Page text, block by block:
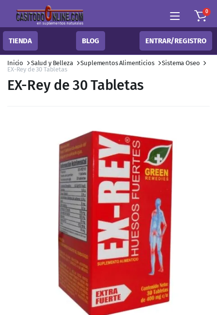
0
TIENDA BLOG ENTRAR/REGISTRO
Inicio Salud y Belleza Suplementos Alimenticios
Sistema Oseo
EX-Rey de 30 Tabletas
EX-Rey de 30 Tabletas